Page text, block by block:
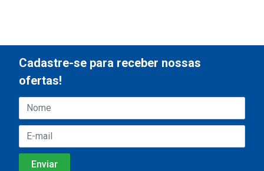
Cadastre-se para receber nossas
ofertas!